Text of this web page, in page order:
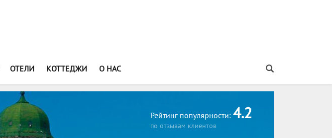
ОТЕЛИ КОТТЕДЖИ
О НАС
Рейтинг популярности: 4.2
по отзывам клиентов